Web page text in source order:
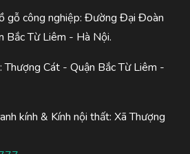
gỗ công nghiệp: Đường Đại Đoàn
Bắc Từ Liêm - Hà Nội.
Cát - Quận Bắc Từ Liêm -
kính & Kính nội thất: Xã Thượng